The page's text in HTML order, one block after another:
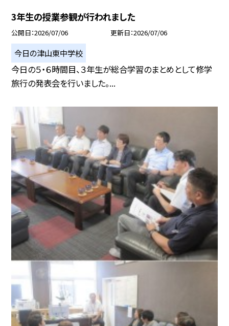
3年生の授業参観が行われました
公開日 2026/07/06 更新日 2026/07/06
今日の津山東中学校
今日の５・６時間目、３年生が総合学習のまとめとして修学
旅行の発表会を行いました。...